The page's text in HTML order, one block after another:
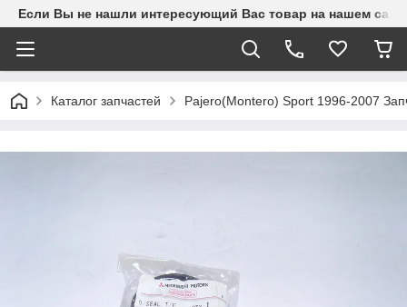
Если Вы не нашли интересующий Вас товар на нашем
Каталог запчастей Pajero(Montero) Sport 1996-2007